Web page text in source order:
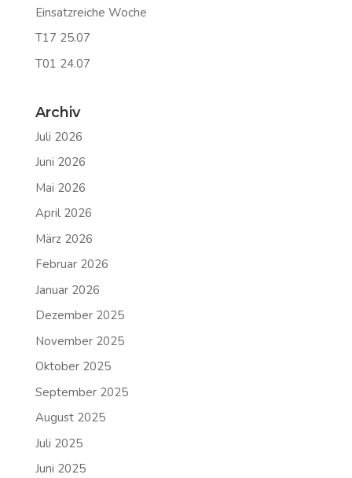
Einsatzreiche Woche
T17 25.07
T01 24.07
Archiv
Juli 2026
Juni 2026
Mai 2026
April 2026
März 2026
Februar 2026
Januar 2026
Dezember 2025
November 2025
Oktober 2025
September 2025
August 2025
Juli 2025
Juni 2025